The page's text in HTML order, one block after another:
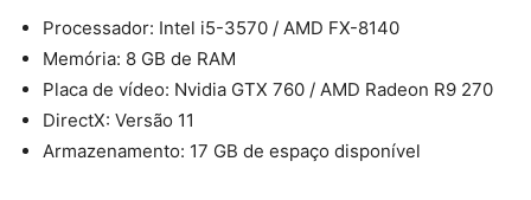
Processador: Intel i5-3570 / AMD FX-8140
Memória: 8 GB de RAM
Placa de vídeo: Nvidia GTX 760 / AMD Radeon R9 270
DirectX: Versão 11
Armazenamento: 17 GB de espaço disponível